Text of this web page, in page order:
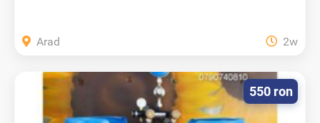
Arad 2w
550 ron